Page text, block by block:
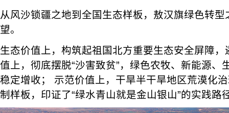
从风沙锁疆之地到全国生态样板，敖汉旗绿色转
望。
生态价值上，构筑起祖国北方重要生态安全屏障
值上，彻底摆脱“沙害致贫”，绿色农牧、新能源、
稳定增收； 示范价值上，干旱半干旱地区荒漠化
制样板，印证了“绿水青山就是金山银山”的实践路